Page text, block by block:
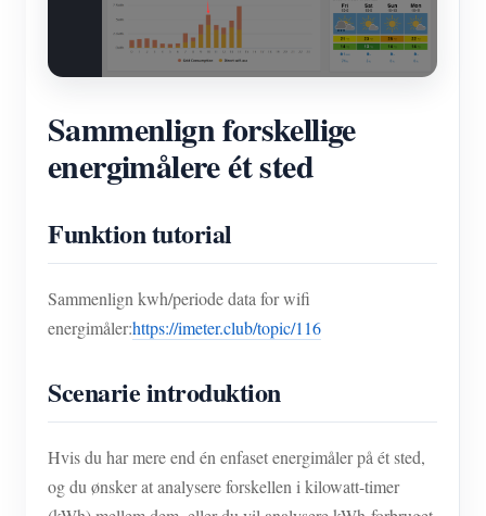
Sammenlign forskellige
energimålere ét sted
Funktion tutorial
Sammenlign kwh/periode data for wifi
energimåler:https://imeter.club/topic/116
Scenarie introduktion
Hvis du har mere end én enfaset energimåler på ét sted,
og du ønsker at analysere forskellen i kilowatt-timer